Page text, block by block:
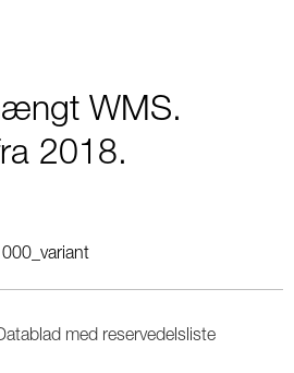
WMS.
2018.
med reservedelsliste